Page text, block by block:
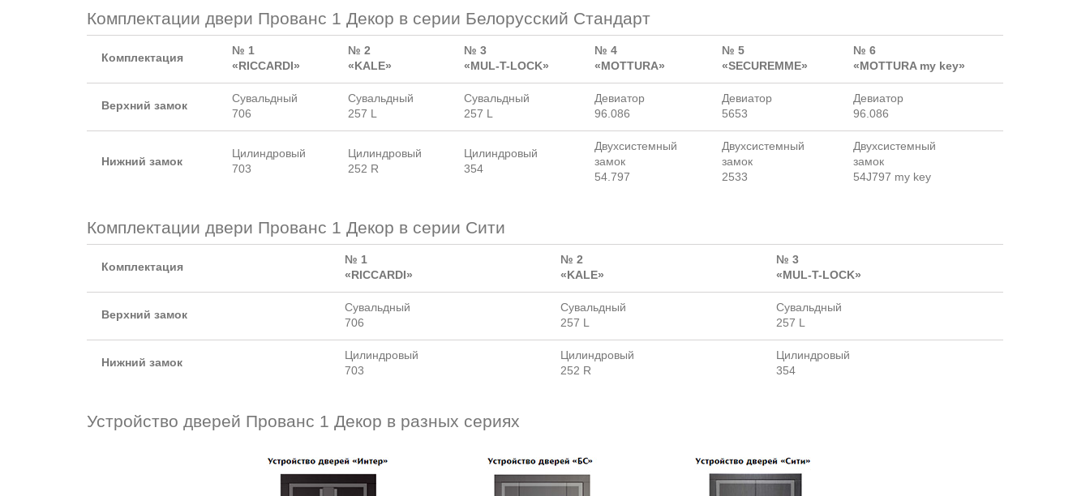
Комплектации двери Прованс 1 Декор в серии Белорусский Стандарт
Комплектация
№ 1
«RICCARDI»
№ 2
«KALE»
№ 3
«MUL-T-LOCK»
№ 4
«MOTTURA»
№ 5
«SECUREMME»
№ 6
«MOTTURA my key»
Верхний замок
Сувальдный
706
Сувальдный
257 L
Сувальдный
257 L
Девиатор
96.086
Девиатор
5653
Девиатор
96.086
Нижний замок
Цилиндровый
703
Цилиндровый
252 R
Цилиндровый
354
Двухсистемный
замок
54.797
Двухсистемный
замок
2533
Двухсистемный
замок
54J797 my key
Комплектации двери Прованс 1 Декор в серии Сити
Комплектация
№ 1
«RICCARDI»
№ 2
«KALE»
№ 3
«MUL-T-LOCK»
Верхний замок
Сувальдный
706
Сувальдный
257 L
Сувальдный
257 L
Нижний замок
Цилиндровый
703
Цилиндровый
252 R
Цилиндровый
354
Устройство дверей Прованс 1 Декор в разных сериях